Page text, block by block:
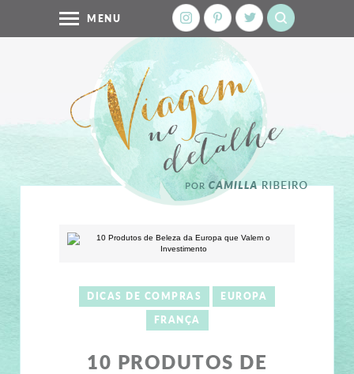
MENU
DICAS DE COMPRAS
EUROPA
FRANÇA
10 PRODUTOS DE